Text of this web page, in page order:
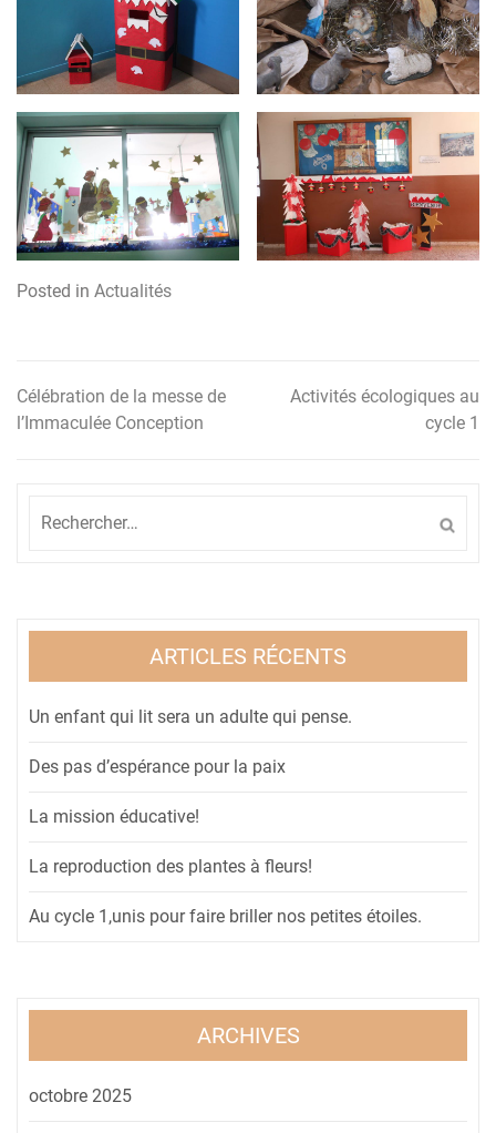
Posted in Actualités
Navigation
Célébration de la messe de
l’Immaculée Conception
Activités écologiques au
cycle 1
ARTICLES RÉCENTS
Un enfant qui lit sera un adulte qui pense.
Des pas d’espérance pour la paix
La mission éducative!
La reproduction des plantes à fleurs!
Au cycle 1,unis pour faire briller nos petites étoiles.
ARCHIVES
octobre 2025